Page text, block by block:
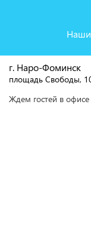
г. Наро-Фоминск
площадь Свободы,
Ждем гостей в